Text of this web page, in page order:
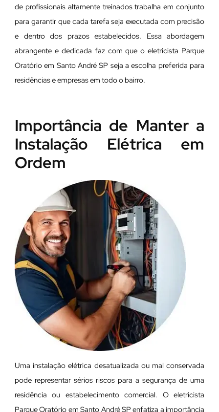
de profissionais altamente treinados trabalha em conjunto
para garantir que cada tarefa seja executada com precisão
e dentro dos prazos estabelecidos. Essa abordagem
abrangente e dedicada faz com que o eletricista Parque
Oratório em Santo André SP seja a escolha preferida para
residências e empresas em todo o bairro.
Importância de Manter a
Instalação Elétrica em
Ordem
Uma instalação elétrica desatualizada ou mal conservada
pode representar sérios riscos para a segurança de uma
residência ou estabelecimento comercial. O eletricista
Parque Oratório em Santo André SP enfatiza a importância